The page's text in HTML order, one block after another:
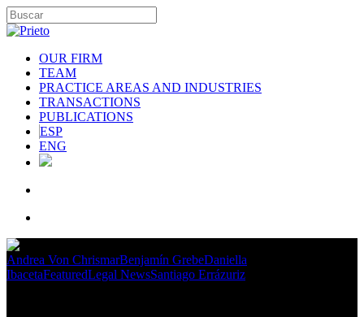
OUR FIRM
TEAM
PRACTICE AREAS AND INDUSTRIES
TRANSACTIONS
PUBLICATIONS
ESP
ENG
Andrea Von ChrismarBenjamín GrebeDaniella
IbacetaFeaturedLegal NewsSantiago Errázuriz